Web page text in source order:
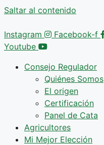
Saltar al contenido
Instagram Facebook-f
Youtube
Consejo Regulador
Quiénes Somos
El origen
Certificación
Panel de Cata
Agricultores
Mi Mejor Elección